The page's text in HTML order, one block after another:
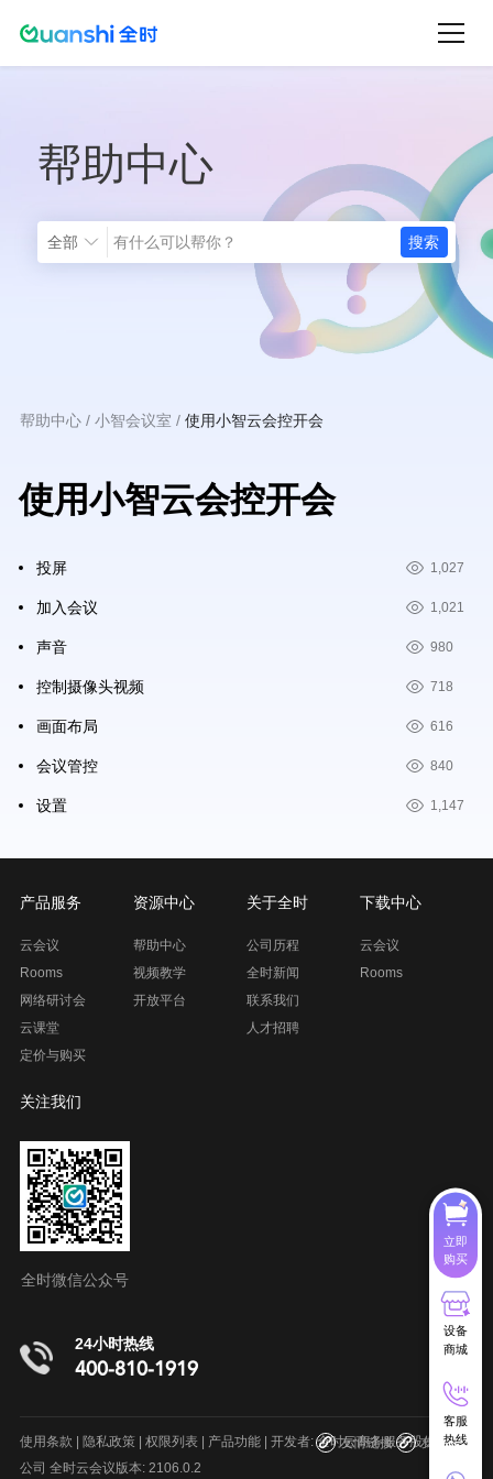
帮助中心
全部
面
帮助中心 小智会议室 使用小智云会控开会
使用小智云会控开会
投屏 1,027
加入会议 1,021
声音 980
控制摄像头视频 718
画面布局 616
会议管控 840
设置 1,147
产品服务
云会议
Rooms
网络研讨会
云课堂
定价与购买
资源中心
帮助中心
视频教学
开放平台
关于全时
公司历程
全时新闻
联系我们
人才招聘
下载中心
云会议
Rooms
关注我们
全时微信公众号
24小时热线
400-810-1919
使用条款
隐私政策| 权限列表| 产品功能| 开发者: 全时云商务服务股份有限
公司 全时云会议版本: 2106.0.2
友情链接 友情链接
立即
购买
设备
商城
客服
热线